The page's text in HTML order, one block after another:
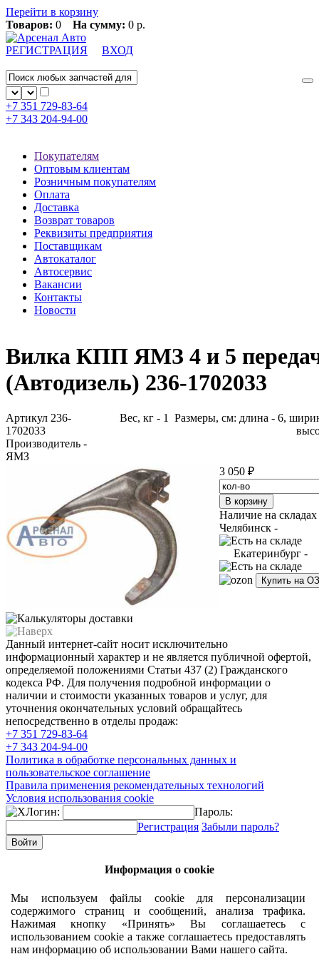
Перейти в корзину
Товаров: 0 На сумму: 0 р.
РЕГИСТРАЦИЯ ВХОД
+7 351 729-83-64
+7 343 204-94-00
Покупателям
Оптовым клиентам
Розничным покупателям
Оплата
Доставка
Возврат товаров
Реквизиты предприятия
Поставщикам
Автокаталог
Автосервис
Вакансии
Контакты
Новости
Вилка КПП ЯМЗ 4 и 5
(Автодизель) 236-1702033
Артикул 236-
1702033
Производитель -
ЯМЗ
Вес, кг - 1 Размеры, см: длина - 6,
3 050 ₽
Наличие на складах
Челябинск -
Екатеринбург -
Купить на
Данный интернет-сайт носит исключительно
информационный характер и не является публичной офертой,
определяемой положениями Статьи 437 (2) Гражданского
кодекса РФ. Для получения подробной информации о
наличии и стоимости указанных товаров и услуг, для
уточнения окончательных условий обращайтесь
непосредственно в отделы продаж:
+7 351 729-83-64
+7 343 204-94-00
Политика в обработке персональных данных и
пользовательское соглашение
Правила применения рекомендательных технологий
Условия использования cookie
Логин:
Пароль:
Регистрация Забыли пароль?
Информация о cookie
Мы используем файлы cookie для персонализации
содержимого страниц и сообщений, анализа трафика.
Нажимая кнопку «Принять» Вы соглашаетесь с
использованием cookie а также соглашаетесь предоставлять
нам информацию об использовании Вами нашего сайта.